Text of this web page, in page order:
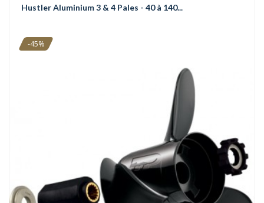
Hustler Aluminium 3 & 4 Pales - 40 à 140...
-45%